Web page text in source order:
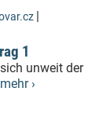
|
1
unweit der
mehr ›